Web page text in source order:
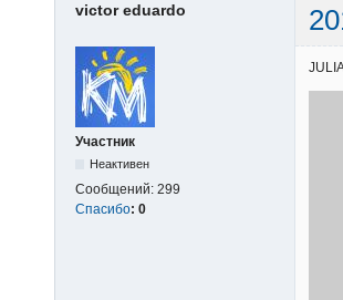
victor eduardo
Участник
Неактивен
Сообщений: 299
Спасибо: 0